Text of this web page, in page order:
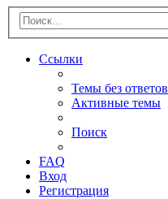
Ссылки
Темы без ответов
Активные темы
Поиск
FAQ
Вход
Регистрация